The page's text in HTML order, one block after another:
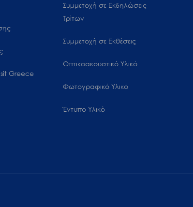
Greece
Συμμετοχή σε Εκδηλώσεις
Τρίτων
Συμμετοχή σε Εκθέσεις
Οπτικοακουστικό Υλικό
Φωτογραφικό Υλικό
Έντυπο Υλικό